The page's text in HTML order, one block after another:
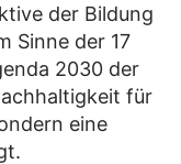
der Bildung
Sinne der 17
2030 der
für
eine